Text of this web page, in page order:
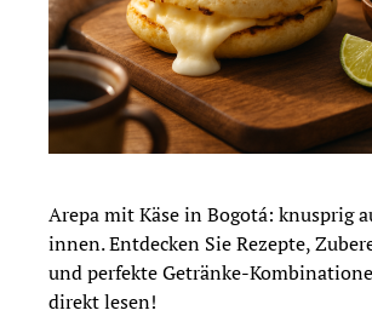
Arepa mit Käse in Bogotá: knusprig
innen. Entdecken Sie Rezepte,
und perfekte Getränke-
direkt lesen!